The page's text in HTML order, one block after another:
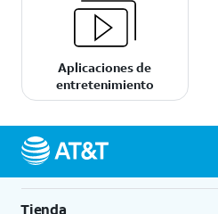
Aplicaciones de
entretenimiento
Tienda